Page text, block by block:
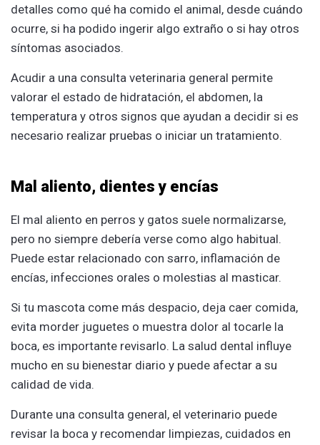
detalles como qué ha comido el animal, desde cuándo
ocurre, si ha podido ingerir algo extraño o si hay otros
síntomas asociados.
Acudir a una consulta veterinaria general permite
valorar el estado de hidratación, el abdomen, la
temperatura y otros signos que ayudan a decidir si es
necesario realizar pruebas o iniciar un tratamiento.
Mal aliento, dientes y encías
El mal aliento en perros y gatos suele normalizarse,
pero no siempre debería verse como algo habitual.
Puede estar relacionado con sarro, inflamación de
encías, infecciones orales o molestias al masticar.
Si tu mascota come más despacio, deja caer comida,
evita morder juguetes o muestra dolor al tocarle la
boca, es importante revisarlo. La salud dental influye
mucho en su bienestar diario y puede afectar a su
calidad de vida.
Durante una consulta general, el veterinario puede
revisar la boca y recomendar limpiezas, cuidados en